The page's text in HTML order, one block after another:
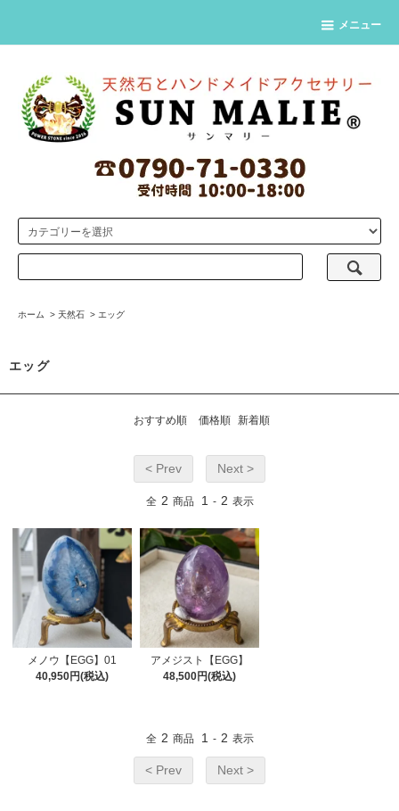
メニュー
ホーム > 天然石 > エッグ
エッグ
おすすめ順 価格順 新着順
< Prev Next >
全 2 商品 1 - 2 表示
メノウ【EGG】01
40,950円(税込)
アメジスト【EGG】
48,500円(税込)
全 2 商品 1 - 2 表示
< Prev Next >